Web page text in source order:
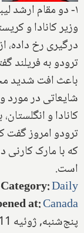
۱- دو مقام ارشد
وزیر کانادا و
درگیری رخ داده،
ترودو به فریلند
باعث افت شدید
شایعاتی در
کانادا و
ترودو امروز گفت
که با مارک
است.
:Daily
at:Canada
پنج‌شنبه, ژوئیه 11, 2024 - 19:45